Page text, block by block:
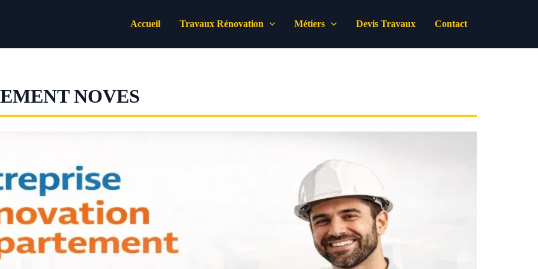
Accueil Travaux Rénovation Métiers Devis Travaux Contact
NOVES